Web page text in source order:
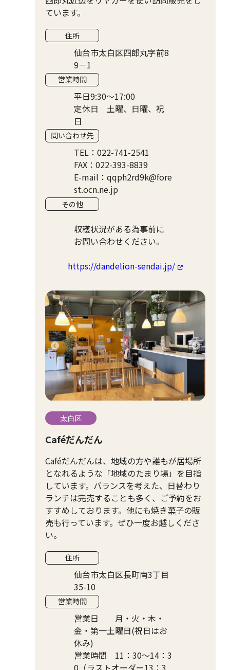
ています。
住所
仙台市太白区四郎丸字前8
9－1
営業時間
平日9:30～17:00
定休日 土曜、日曜、祝
日
問い合わせ先
TEL：022-741-2541
FAX：022-393-8839
E-mail：qqph2rd9k@fore
st.ocn.ne.jp
その他
収穫状況がある為事前に
お問い合わせください。
https://dandelion-sendai.jp/
太白区
Caféだんだん
Caféだんだんは、地域の方や誰もが居場所
となれるような「地域のたまり場」を目指
しています。バランスを考えた、日替わり
ランチは完売することも多く、ご予約をお
すすめしております。他にも焼き菓子の販
売も行っています。ぜひ一度お越しくださ
い。
住所
仙台市太白区長町南3丁目
35-10
営業時間
営業日 月・火・木・
金・第一土曜日(祝日はお
休み)
営業時間 11：30～14：3
0（ラストオーダー13：3